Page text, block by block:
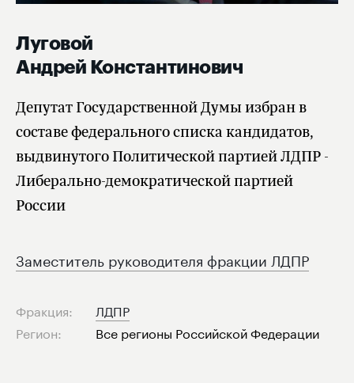
Луговой
Андрей Константинович
Депутат Государственной Думы избран в
составе федерального списка кандидатов,
выдвинутого Политической партией ЛДПР -
Либерально-демократической партией
России
Заместитель руководителя фракции ЛДПР
Фракция:
ЛДПР
Регион:
Все регионы Российской Федерации